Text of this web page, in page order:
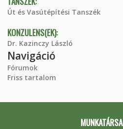
Út és Vasútépítési Tanszék
KONZULENS(EK):
Dr. Kazinczy László
Navigáció
Fórumok
Friss tartalom